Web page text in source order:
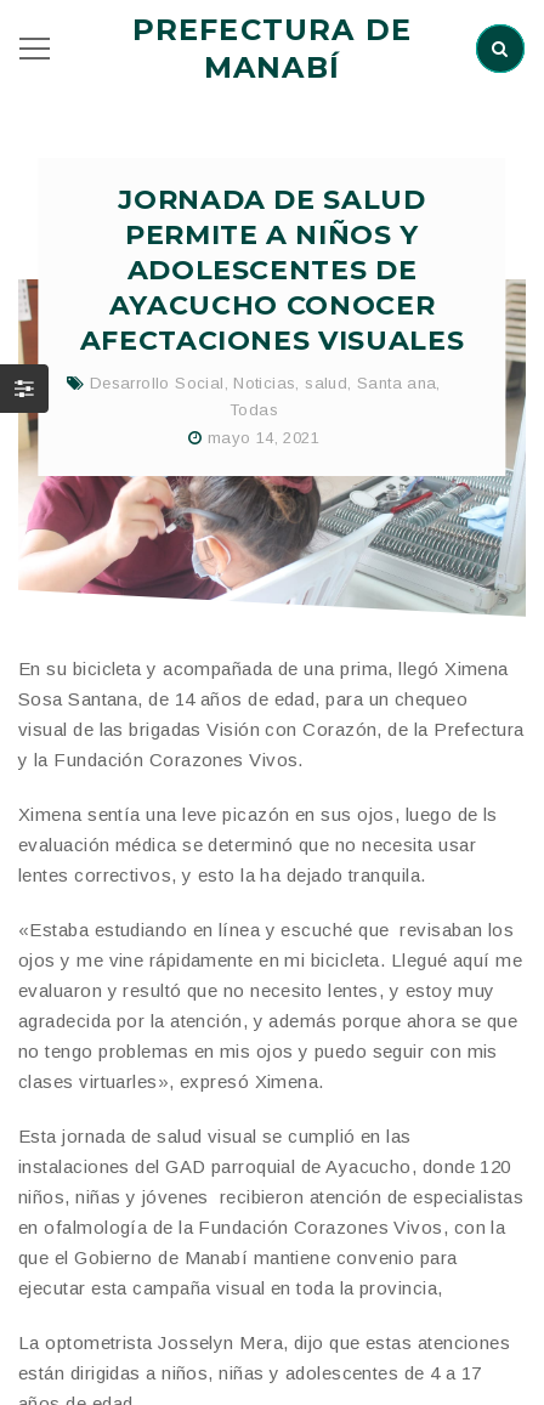
PREFECTURA DE
MANABÍ
JORNADA DE SALUD
PERMITE A NIÑOS Y
ADOLESCENTES DE
AYACUCHO CONOCER
AFECTACIONES VISUALES
Desarrollo Social , Noticias, salud, Santa ana,
Todas
mayo 14, 2021
En su bicicleta y acompañada de una prima, llegó Ximena
Sosa Santana, de 14 años de edad, para un chequeo
visual de las brigadas Visión con Corazón, de la Prefectura
y la Fundación Corazones Vivos.
Ximena sentía una leve picazón en sus ojos, luego de ls
evaluación médica se determinó que no necesita usar
lentes correctivos, y esto la ha dejado tranquila.
«Estaba estudiando en línea y escuché que revisaban los
ojos y me vine rápidamente en mi bicicleta. Llegué aquí me
evaluaron y resultó que no necesito lentes, y estoy muy
agradecida por la atención, y además porque ahora se que
no tengo problemas en mis ojos y puedo seguir con mis
clases virtuarles», expresó Ximena.
Esta jornada de salud visual se cumplió en las
instalaciones del GAD parroquial de Ayacucho, donde 120
niños, niñas y jóvenes recibieron atención de especialistas
en ofalmología de la Fundación Corazones Vivos, con la
que el Gobierno de Manabí mantiene convenio para
ejecutar esta campaña visual en toda la provincia,
La optometrista Josselyn Mera, dijo que estas atenciones
están dirigidas a niños, niñas y adolescentes de 4 a 17